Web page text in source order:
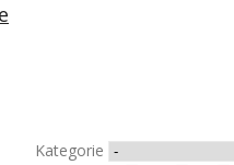
Kategorie